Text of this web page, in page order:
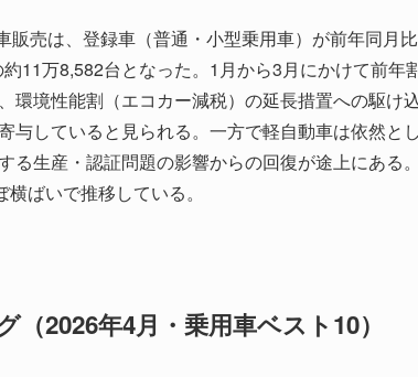
販売は、登録車（普通・小型乗用車）が前年同月
11万8,582台となった。1月から3月にかけて前年
環境性能割（エコカー減税）の延長措置への駆け
与していると見られる。一方で軽自動車は依然と
る生産・認証問題の影響からの回復が途上にある
ばいで推移している。
（2026年4月・乗用車ベスト10）